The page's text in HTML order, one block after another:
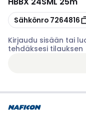
Kopioi
Sähkönro 7264816
Kirjaudu sisään tai
tehdäksesi tilauksen